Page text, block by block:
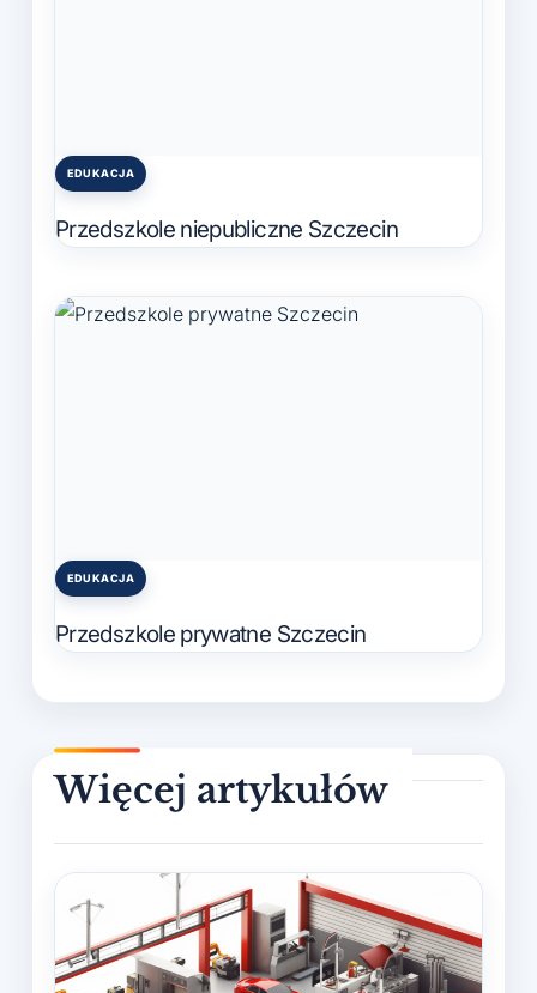
Posted
EDUKACJA
Przedszkole niepubliczne Szczecin
Posted
EDUKACJA
Przedszkole prywatne Szczecin